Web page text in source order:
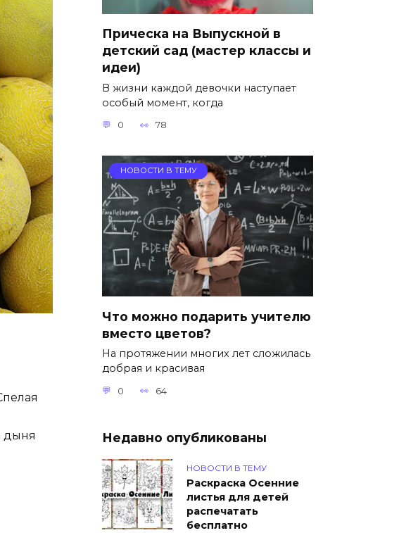
дыня
Прическа на Выпускной в
детский сад (мастер классы и
идеи)
В жизни каждой девочки наступает
особый момент, когда
0 78
НОВОСТИ В ТЕМУ
Что можно подарить учителю
вместо цветов?
На протяжении многих лет сложилась
добрая и красивая
0 64
Недавно опубликованы
НОВОСТИ В ТЕМУ
Раскраска Осенние
листья для детей
распечатать
бесплатно